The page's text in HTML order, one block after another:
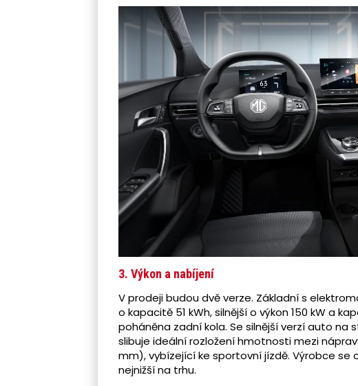
3. Výkon a nabíjení
V prodeji budou dvě verze. Základní s
o kapacitě 51 kWh, silnější o výkon 150 kW a
poháněna zadní kola. Se silnější verzí auto na
slibuje ideální rozložení hmotnosti mezi
mm), vybízející ke sportovní jízdě. Výrobce se
nejnižší na trhu.